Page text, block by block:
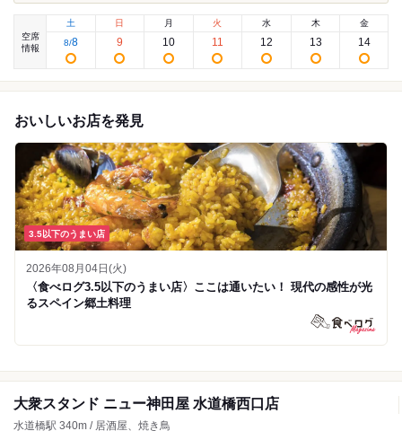
空席
情報
土
8/8
日
9
月
10
火
11
水
12
木
13
金
14
おいしいお店を発見
3.5以下のうまい店
2026年08月04日(火)
〈食べログ3.5以下のうまい店〉ここは通いたい！ 現代の感性が光
るスペイン郷土料理
大衆スタンド ニュー神田屋 水道橋西口店
水道橋駅 340m / 居酒屋、焼き鳥